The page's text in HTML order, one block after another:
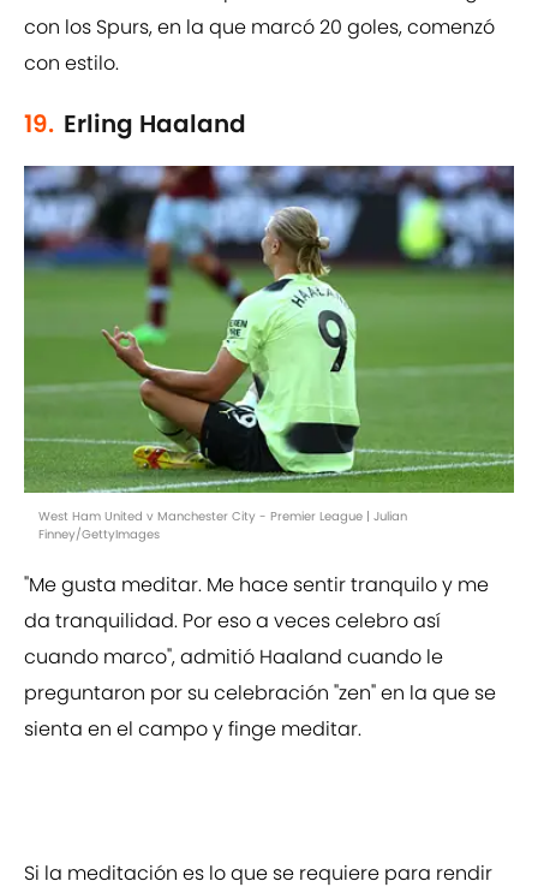
con los Spurs, en la que marcó 20 goles, comenzó
con estilo.
19. Erling Haaland
West Ham United v Manchester City - Premier League | Julian
Finney/GettyImages
"Me gusta meditar. Me hace sentir tranquilo y me
da tranquilidad. Por eso a veces celebro así
cuando marco", admitió Haaland cuando le
preguntaron por su celebración "zen" en la que se
sienta en el campo y finge meditar.
Si la meditación es lo que se requiere para rendir